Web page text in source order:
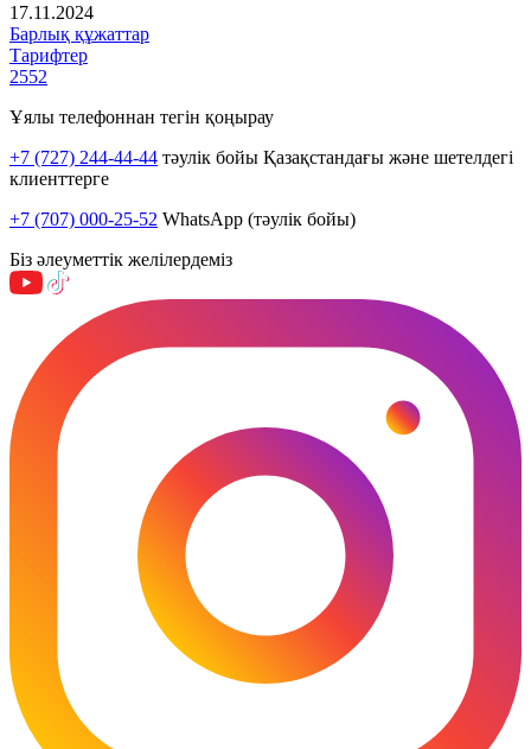
17.11.2024
Барлық құжаттар
Тарифтер
2552
Ұялы телефоннан тегін қоңырау
+7 (727) 244-44-44 тәулік бойы Қазақстандағы және шетелдегі
клиенттерге
+7 (707) 000-25-52 WhatsApp (тәулік бойы)
Біз әлеуметтік желілердеміз